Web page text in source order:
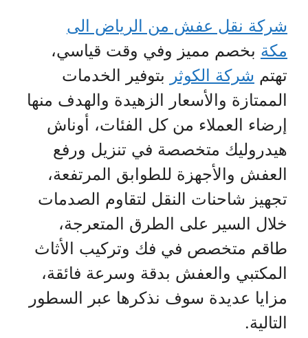
شركة نقل عفش من الرياض الى
مكة بخصم مميز وفي وقت قياسي،
تهتم شركة الكوثر بتوفير الخدمات
الممتازة والأسعار الزهيدة والهدف منها
إرضاء العملاء من كل الفئات، أوناش
هيدروليك متخصصة في تنزيل ورفع
العفش والأجهزة للطوابق المرتفعة،
تجهيز شاحنات النقل لتقاوم الصدمات
خلال السير على الطرق المتعرجة،
طاقم متخصص في فك وتركيب الأثاث
المكتبي والعفش بدقة وسرعة فائقة،
مزايا عديدة سوف نذكرها عبر السطور
التالية.